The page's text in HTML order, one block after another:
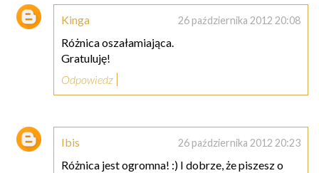
Kinga 26 października 2012 20:08
Różnica oszałamiająca.
Gratuluję!
Odpowiedz
Ibis 26 października 2012 20:23
Różnica jest ogromna! :) I dobrze, że piszesz o